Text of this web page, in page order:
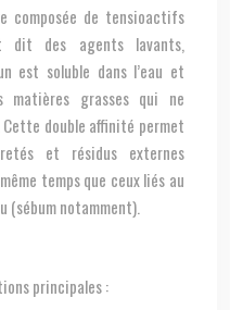
composée de tensioactifs
dit des agents lavants,
est soluble dans l’eau et
matières grasses qui ne
Cette double affinité permet
et résidus externes
temps que ceux liés au
(sébum notamment).
principales :